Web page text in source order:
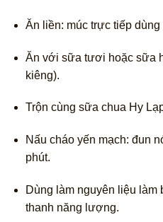
Ăn liền: múc trực tiếp
Ăn với sữa tươi hoặc sữa
kiêng).
Trộn cùng sữa chua Hy
Nấu cháo yến mạch: đun
phút.
Dùng làm nguyên liệu làm
thanh năng lượng.